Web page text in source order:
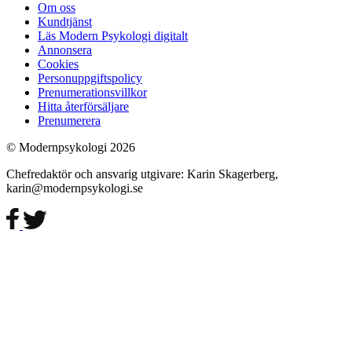
Om oss
Kundtjänst
Läs Modern Psykologi digitalt
Annonsera
Cookies
Personuppgiftspolicy
Prenumerationsvillkor
Hitta återförsäljare
Prenumerera
© Modernpsykologi 2026
Chefredaktör och ansvarig utgivare: Karin Skagerberg,
karin@modernpsykologi.se